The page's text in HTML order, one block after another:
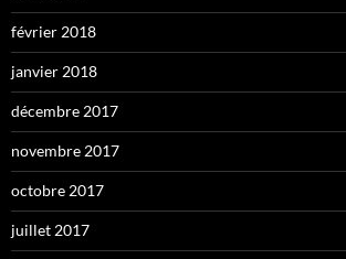
février 2018
janvier 2018
décembre 2017
novembre 2017
octobre 2017
juillet 2017